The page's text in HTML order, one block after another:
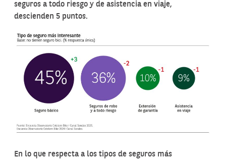
seguros a todo riesgo y de asistencia en viaje,
descienden 5 puntos.
En lo que respecta a los tipos de seguros más